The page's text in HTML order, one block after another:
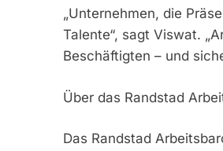
„Unternehmen, die
Talente“, sagt Viswat.
Beschäftigten – und
Über das Randstad
Das Randstad